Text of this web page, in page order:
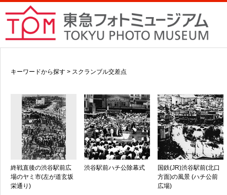
キーワードから探す > スクランブル交差点
終戦直後の渋谷駅前広
場のヤミ市(左が道玄坂
栄通り)
渋谷駅前ハチ公除幕式
国鉄(JR)渋谷駅前(北口
方面)の風景 (ハチ公前
広場)